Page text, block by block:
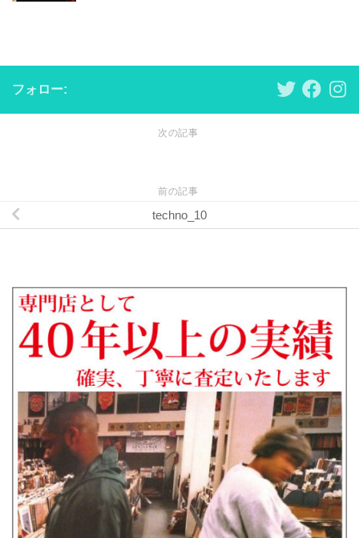
フォロー:
次の記事
前の記事
techno_10